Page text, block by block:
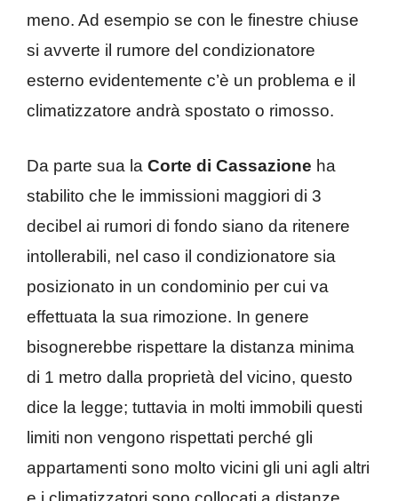
meno. Ad esempio se con le finestre chiuse
si avverte il rumore del condizionatore
esterno evidentemente c’è un problema e il
climatizzatore andrà spostato o rimosso.
Da parte sua la Corte di Cassazione ha
stabilito che le immissioni maggiori di 3
decibel ai rumori di fondo siano da ritenere
intollerabili, nel caso il condizionatore sia
posizionato in un condominio per cui va
effettuata la sua rimozione. In genere
bisognerebbe rispettare la distanza minima
di 1 metro dalla proprietà del vicino, questo
dice la legge; tuttavia in molti immobili questi
limiti non vengono rispettati perché gli
appartamenti sono molto vicini gli uni agli altri